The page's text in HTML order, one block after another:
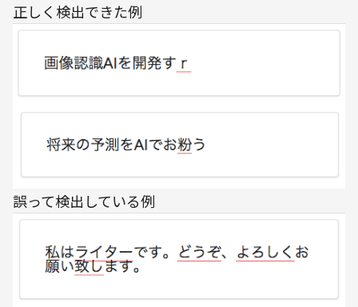
正しく検出できた例
誤って検出している例